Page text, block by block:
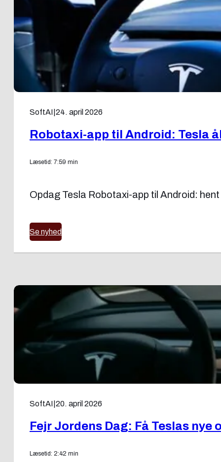
SoftAI 24. april 2026
Robotaxi-app til Android: Tesla
Læsetid: 7:59 min
Opdag Tesla Robotaxi-app til Android:
Se nyhed
SoftAI 20. april 2026
Fejr Jordens Dag: Få Teslas
Læsetid: 2:42 min